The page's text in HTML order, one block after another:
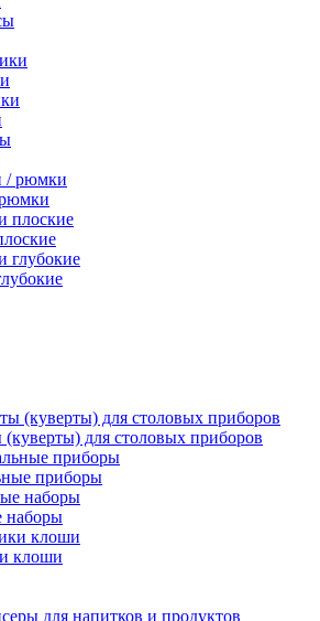
для столовых приборов
приборы
наборы
клоши